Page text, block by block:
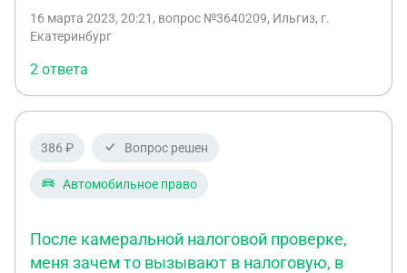
16 марта 2023, 20:21 , вопрос №3640209, Ильгиз, г.
Екатеринбург
2 ответа
386 ₽ Вопрос решен
Автомобильное право
После камеральной налоговой проверке,
меня зачем то вызывают в налоговую, в